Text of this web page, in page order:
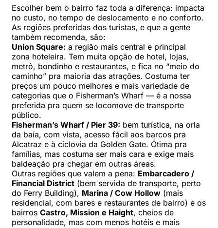
Escolher bem o bairro faz toda a diferença: impacta
no custo, no tempo de deslocamento e no conforto.
As regiões preferidas dos turistas, e que a gente
também recomenda, são:
Union Square: a região mais central e principal
zona hoteleira. Tem muita opção de hotel, lojas,
metrô, bondinho e restaurantes, e fica no “meio do
caminho” pra maioria das atrações. Costuma ter
preços um pouco melhores e mais variedade de
categorias que o Fisherman’s Wharf — é a nossa
preferida pra quem se locomove de transporte
público.
Fisherman’s Wharf / Pier 39: bem turística, na orla
da baía, com vista, acesso fácil aos barcos pra
Alcatraz e à ciclovia da Golden Gate. Ótima pra
famílias, mas costuma ser mais cara e exige mais
baldeação pra chegar em outras áreas.
Outras regiões que valem a pena: Embarcadero /
Financial District (bem servida de transporte, perto
do Ferry Building), Marina / Cow Hollow (mais
residencial, com bares e restaurantes de bairro) e os
bairros Castro, Mission e Haight, cheios de
personalidade, mas com menos hotéis e mais